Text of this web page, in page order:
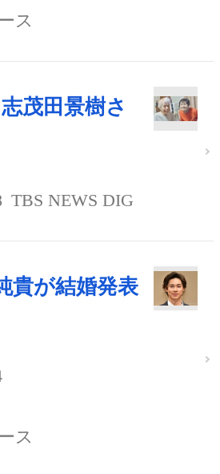
ス
志茂田景樹さ
TBS NEWS DIG
貴が結婚発表
ス